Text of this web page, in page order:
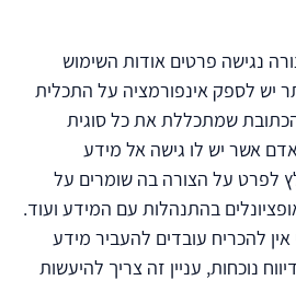
נגישה פרטים אודות השימוש
יש לספק אינפורמציה על התכלית
שמתכללת את כל סוגית
אדם אשר יש לו גישה אל מידע
לפרט על הצורה בה שומרים על
בהתנהלות עם המידע ועוד.
אין להכריח עובדים להעביר מידע
נוכחות, עניין זה צריך להיעשות